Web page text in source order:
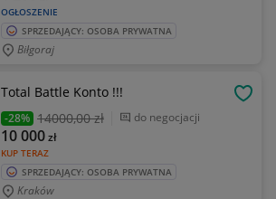
OGŁOSZENIE
SPRZEDAJĄCY: OSOBA PRYWATNA
Biłgoraj
Total Battle Konto !!!
-28% 14000,00 zł do negocjacji
KUP TERAZ
10 000zł
SPRZEDAJĄCY: OSOBA PRYWATNA
Kraków